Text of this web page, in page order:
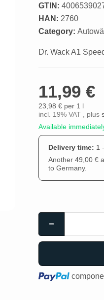
GTIN:
HAN: 2760
Category:
Dr. Wack A1
11,99 €
23,98 € per 1 l
incl. 19% VAT , plus
Available
Delivery time: 1
Another 49,00 €
to Germany.
Loading...